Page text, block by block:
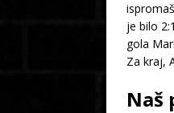
je bilo
gola
Za kraj,
Naš